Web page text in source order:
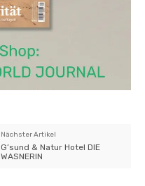
Nächster Artikel
G’sund & Natur Hotel DIE
WASNERIN